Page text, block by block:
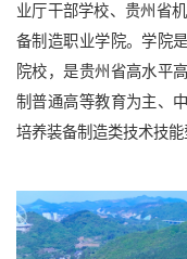
业厅干部学校、贵州省
备制造职业学院。学院
院校，是贵州省高水平
制普通高等教育为主、
培养装备制造类技术技能